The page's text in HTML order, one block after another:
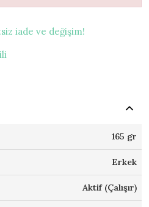
iade ve değişim!
165 gr
Erkek
Aktif (Çalışır)